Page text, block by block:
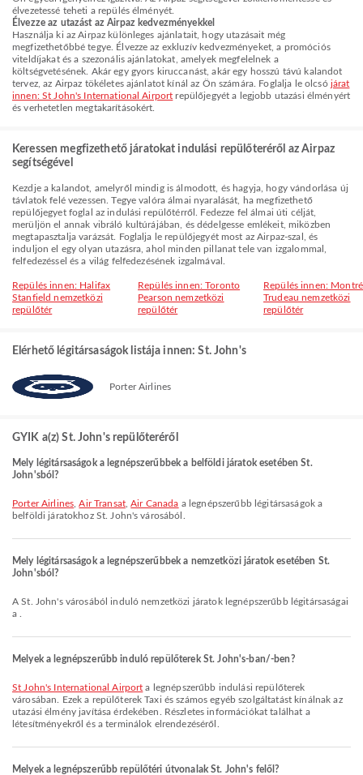
élvezetessé teheti a repülés élményét.
Élvezze az utazást az Airpaz kedvezményekkel
Használja ki az Airpaz különleges ajánlatait, hogy utazásait még
megfizethetőbbé tegye. Élvezze az exkluzív kedvezményeket, a promóciós
viteldíjakat és a szezonális ajánlatokat, amelyek megfelelnek a
költségvetésének. Akár egy gyors kiruccanást, akár egy hosszú távú kalandot
tervez, az Airpaz tökéletes ajánlatot kínál az Ön számára. Foglalja le olcsó járat
innen: St John's International Airport repülőjegyét a legjobb utazási élményért
és verhetetlen megtakarításokért.
Keressen megfizethető járatokat indulási repülőteréről az Airpaz
segítségével
Kezdje a kalandot, amelyről mindig is álmodott, és hagyja, hogy vándorlása új
távlatok felé vezessen. Tegye valóra álmai nyaralását, ha megfizethető
repülőjegyet foglal az indulási repülőtérről. Fedezze fel álmai úti célját,
merüljön el annak vibráló kultúrájában, és dédelgesse emlékeit, miközben
megtapasztalja varázsát. Foglalja le repülőjegyét most az Airpaz-szal, és
induljon el egy olyan utazásra, ahol minden pillanat tele van izgalommal,
felfedezéssel és a világ felfedezésének izgalmával.
Repülés innen: Halifax
Stanfield nemzetközi
repülőtér
Repülés innen: Toronto
Pearson nemzetközi
repülőtér
Repülés innen:
Trudeau nemzetközi
repülőtér
Elérhető légitársaságok listája innen: St. John's
Porter Airlines
GYIK a(z) St. John's repülőteréről
Mely légitársaságok a legnépszerűbbek a belföldi járatok esetében St.
John'sból?
Porter Airlines ,Air Transat,Air Canada a legnépszerűbb légitársaságok a
belföldi járatokhoz St. John's városából.
Mely légitársaságok a legnépszerűbbek a nemzetközi járatok esetében St.
John'sból?
A St. John's városából induló nemzetközi járatok legnépszerűbb légitársaságai
a .
Melyek a legnépszerűbb induló repülőterek St. John's-ban/-ben?
St John's International Airport a legnépszerűbb indulási repülőterek
városában. Ezek a repülőterek Taxi és számos egyéb szolgáltatást kínálnak az
utazási élmény javítása érdekében. Részletes információkat találhat a
létesítményekről és a terminálok elrendezéséről.
Melyek a legnépszerűbb repülőtéri útvonalak St. John's felől?